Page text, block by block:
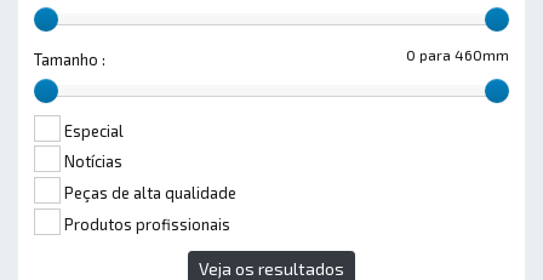
0 para 460mm
Tamanho :
Especial
Notícias
Peças de alta qualidade
Produtos profissionais
Veja os resultados